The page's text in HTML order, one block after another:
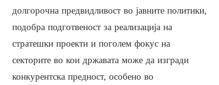
долгорочна предвидливост во јавните политики,
подобра подготвеност за реализација на
стратешки проекти и поголем фокус на
секторите во кои државата може да изгради
конкурентска предност, особено во